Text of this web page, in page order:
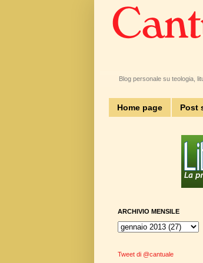
Blog personale su teologia,
Home page Post
ARCHIVIO MENSILE
Tweet di @cantuale